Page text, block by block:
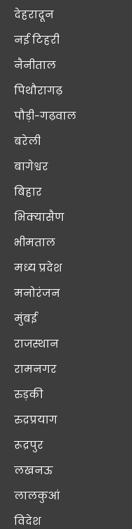
देहरादून
नई टिहरी
नैनीताल
पिथौरागढ़
पौड़ी-गढ़वाल
बरेली
बागेश्वर
बिहार
भिक्यासैण
भीमताल
मध्य प्रदेश
मनोरंजन
मुंबई
राजस्थान
रामनगर
रुड़की
रुद्रप्रयाग
रूद्रपुर
लखनऊ
लालकुआं
विदेश